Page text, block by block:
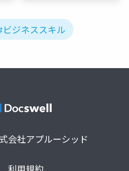
ビジネススキル
会社アプルーシッド